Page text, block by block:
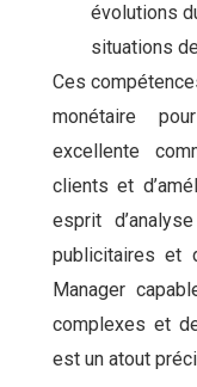
évolutions
situations
Ces
monétaire
excellente
clients et
esprit
publicitaires et
Manager
complexes et
est un atout